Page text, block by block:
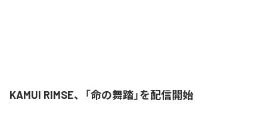
KAMUI RIMSE、「命の舞踏」を配信開始